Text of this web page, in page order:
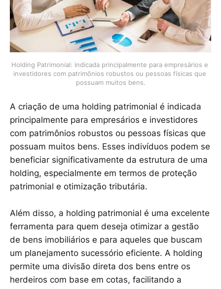
Holding Patrimonial: indicada principalmente para empresários e
investidores com patrimônios robustos ou pessoas físicas que
possuam muitos bens.
A criação de uma holding patrimonial é indicada
principalmente para empresários e investidores
com patrimônios robustos ou pessoas físicas que
possuam muitos bens. Esses indivíduos podem se
beneficiar significativamente da estrutura de uma
holding, especialmente em termos de proteção
patrimonial e otimização tributária.
Além disso, a holding patrimonial é uma excelente
ferramenta para quem deseja otimizar a gestão
de bens imobiliários e para aqueles que buscam
um planejamento sucessório eficiente. A holding
permite uma divisão direta dos bens entre os
herdeiros com base em cotas, facilitando a